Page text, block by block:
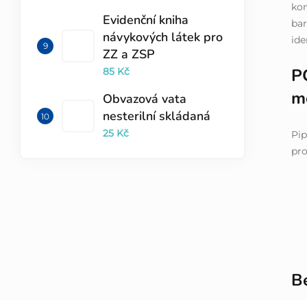
Evidenční kniha
návykových látek pro
ZZ a ZSP
85 Kč
Obvazová vata
nesterilní skládaná
25 Kč